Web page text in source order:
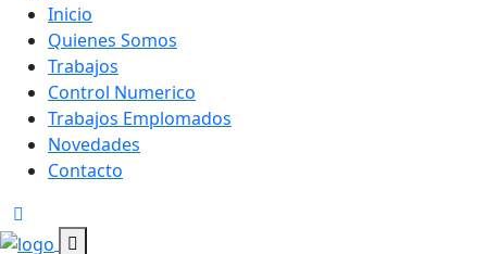
Inicio
Quienes Somos
Trabajos
Control Numerico
Trabajos Emplomados
Novedades
Contacto